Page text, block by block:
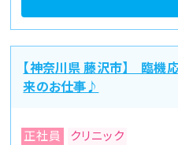
【神奈川県 藤沢市】 臨機
来のお仕事♪
正社員 クリニック